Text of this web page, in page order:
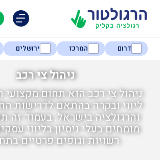
דרום המרכז ירושלים
ניהול צי רכב
ניהול צי רכב הוא תחום מקצועי
ליווי ובקרה בהתאם לדרישות
והרגולציה בישראל. בעמוד זה
מומחים בעלי ניסיון בליווי
רשויות וגופים פרטיים
נגישות
חקלאות